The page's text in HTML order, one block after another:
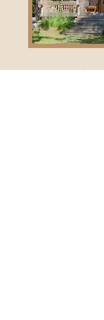
Tarif : 60